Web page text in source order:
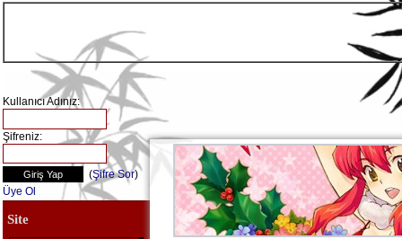
Kullanıcı Adınız:
Şifreniz:
(Şifre Sor)
Üye Ol
Site